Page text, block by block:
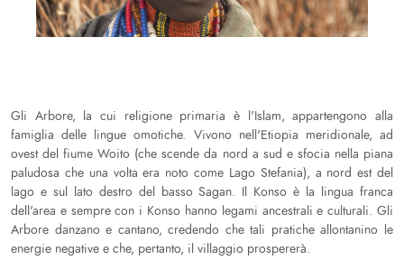
Gli Arbore, la cui religione primaria è l'Islam, appartengono alla
famiglia delle lingue omotiche. Vivono nell'Etiopia meridionale, ad
ovest del fiume Woito (che scende da nord a sud e sfocia nella piana
paludosa che una volta era noto come Lago Stefania), a nord est del
lago e sul lato destro del basso Sagan. Il Konso è la lingua franca
dell'area e sempre con i Konso hanno legami ancestrali e culturali. Gli
Arbore danzano e cantano, credendo che tali pratiche allontanino le
energie negative e che, pertanto, il villaggio prospererà.